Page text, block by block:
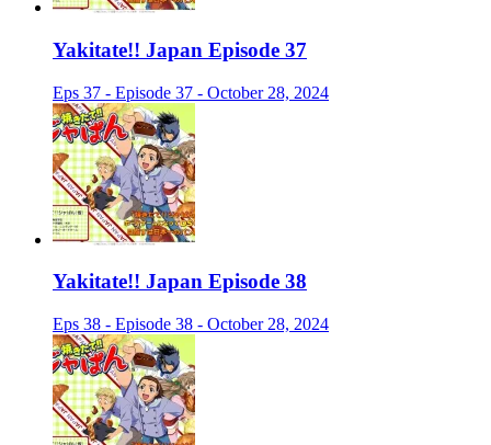
Yakitate!! Japan Episode 37
Eps 37 - Episode 37 - October 28, 2024
Yakitate!! Japan Episode 38
Eps 38 - Episode 38 - October 28, 2024